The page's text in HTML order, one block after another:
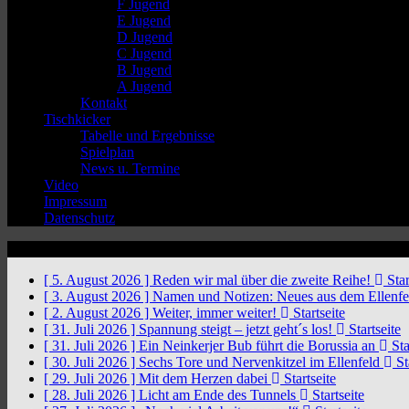
F Jugend
E Jugend
D Jugend
C Jugend
B Jugend
A Jugend
Kontakt
Tischkicker
Tabelle und Ergebnisse
Spielplan
News u. Termine
Video
Impressum
Datenschutz
[ 5. August 2026 ] Reden wir mal über die zweite Reihe!
[ 3. August 2026 ] Namen und Notizen: Neues aus dem
[ 2. August 2026 ] Weiter, immer weiter!
Startseite
[ 31. Juli 2026 ] Spannung steigt – jetzt geht´s los!
Startseite
[ 31. Juli 2026 ] Ein Neinkerjer Bub führt die Borussia an
[ 30. Juli 2026 ] Sechs Tore und Nervenkitzel im Ellenfeld
[ 29. Juli 2026 ] Mit dem Herzen dabei
Startseite
[ 28. Juli 2026 ] Licht am Ende des Tunnels
Startseite